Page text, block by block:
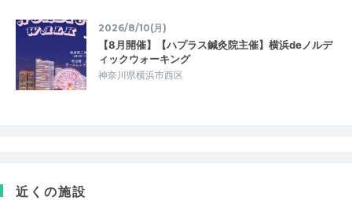
2026/8/10(月)
【8月開催】【ハプラス鍼灸院主催】横浜deノルデ
ィックウォーキング
神奈川県横浜市西区
近くの施設